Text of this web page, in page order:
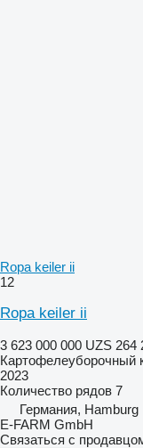
Ropa keiler ii
12
Ropa keiler ii
3 623 000 000 UZS 264
Картофелеуборочный
2023
Количество рядов 7
Германия, Hamburg
E-FARM GmbH
Связаться с